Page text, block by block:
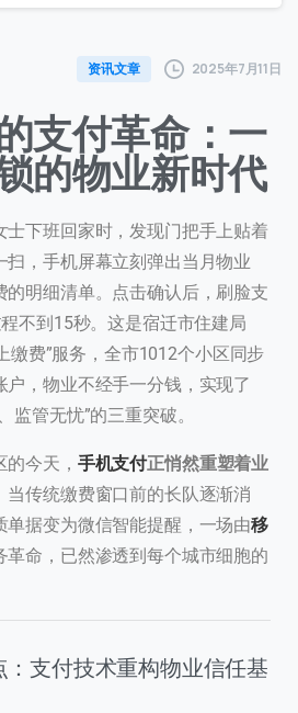
资讯文章 2025年7月11日
支付革命：一
的物业新时代
士下班回家时，发现门把手上贴着
扫，手机屏幕立刻弹出当月物业
的明细清单。点击确认后，刷脸支
不到15秒。这是宿迁市住建局
缴费”服务，全市1012个小区同步
，物业不经手一分钱，实现了
监管无忧”的三重突破。
今天， 手机支付正悄然重塑着业
当传统缴费窗口前的长队逐渐消
单据变为微信智能提醒，一场由移
革命，已然渗透到每个城市细胞的
支付技术重构物业信任基